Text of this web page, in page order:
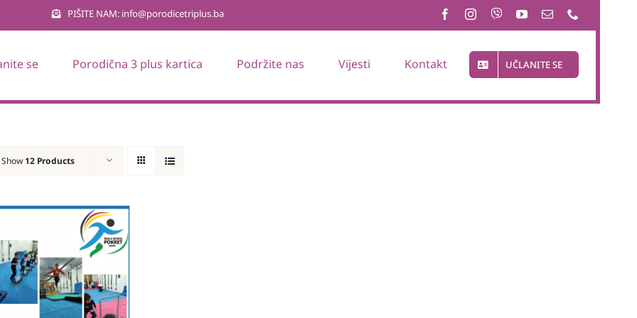
PIŠITE NAM: info@porodicetriplus.ba
se Porodična 3 plus kartica Podržite nas Vijesti Kontakt UČLANITE SE
Show 12 Products